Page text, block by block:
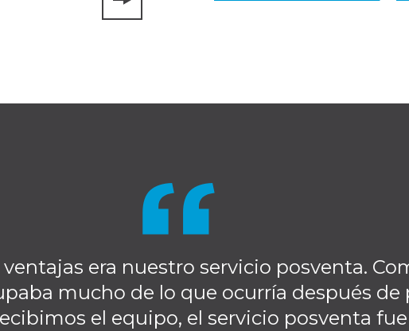
era nuestro servicio posventa.
mucho de lo que ocurría después de
el equipo, el servicio posventa